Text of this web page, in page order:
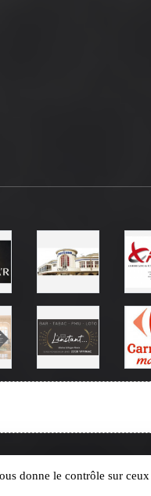
donne le contrôle sur